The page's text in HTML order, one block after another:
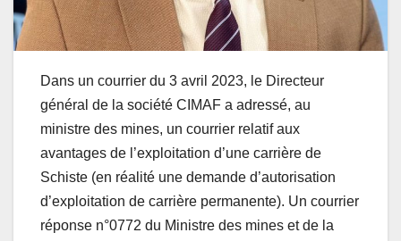
Dans un courrier du 3 avril 2023, le Directeur
général de la société CIMAF a adressé, au
ministre des mines, un courrier relatif aux
avantages de l’exploitation d’une carrière de
Schiste (en réalité une demande d’autorisation
d’exploitation de carrière permanente). Un courrier
réponse n°0772 du Ministre des mines et de la